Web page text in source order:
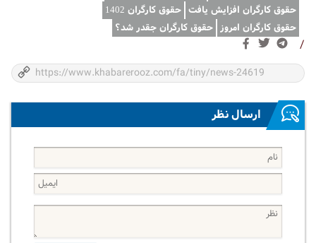
حقوق کارگران افزایش یافت حقوق کارگران 1402
حقوق کارگران امروز حقوق کارگران جقدر شد؟
/
ارسال نظر